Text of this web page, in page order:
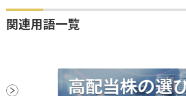
関連用語一覧